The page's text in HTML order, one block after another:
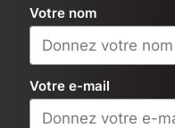
Votre nom
Votre e-mail